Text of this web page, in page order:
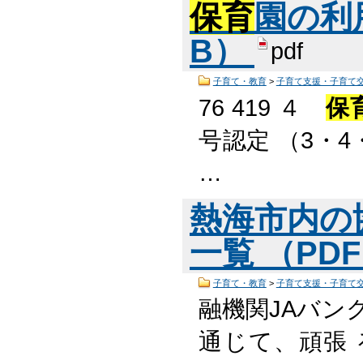
保育園の利
B）
pdf
子育て・教育> 子育て支援・子育て
76 419 ４保
号認定 （3・4
…
熱海市内の
一覧 （
子育て・教育> 子育て支援・子育て
融機関JAバン
通じて、頑張